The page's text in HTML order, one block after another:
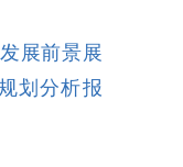
展前景展
划分析报